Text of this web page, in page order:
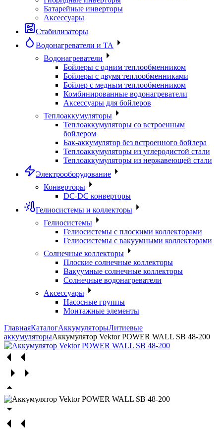
Батарейные инверторы
Аксессуары
Стабилизаторы
Водонагреватели и ТА
Водонагреватели
Бойлеры с одним теплообменником
Бойлеры с двумя теплообменниками
Бойлер с медным теплообменником
Комбинированные водонагреватели
Аксессуары для бойлеров
Теплоаккумуляторы
Теплоаккумуляторы со встроенным
бойлером
Бак-аккумулятор без встроенного бойлера
Теплоаккумуляторы из углеродистой стали
Теплоаккумуляторы из нержавеющей стали
Электрооборудование
Конверторы
DC-DC конверторы
Гелиосистемы и коллекторы
Гелиосистемы
Гелиосистемы с плоскими коллекторами
Гелиосистемы с вакуумными коллекторами
Солнечные коллекторы
Плоские солнечные коллекторы
Вакуумные солнечные коллекторы
Солнечные водонагреватели
Аксессуары
Насосные группы
Монтажные элементы
ГлавнаяКаталогАккумуляторыЛитиевые
аккумуляторыАккумулятор Vektor POWER WALL SB 48-200